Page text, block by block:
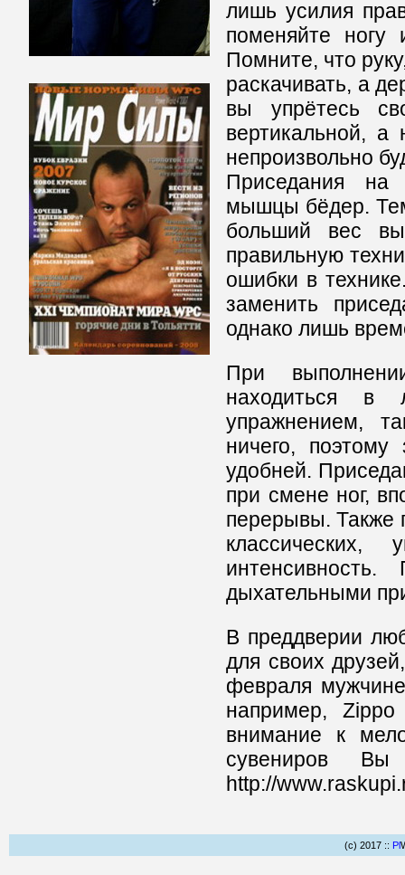
лишь усилия
поменяйте
Помните, что
раскачивать, а
вы упрётесь
вертикальной, а
непроизвольно
Приседания на
мышцы бёдер.
больший вес
правильную
ошибки в
заменить
однако лишь
При
находиться в
упражнением,
ничего,
удобней.
при смене ног,
перерывы. Также
дыхательными
В преддверии
для своих
февраля мужчине
например, Zippo
внимание к
сувениров Вы
http://
(c) 2017 :: Pl